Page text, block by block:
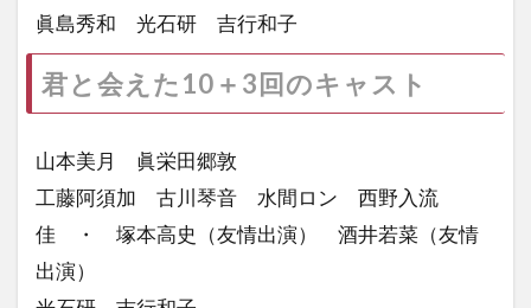
眞島秀和 光石研 吉行和子
君と会えた10＋3回のキャスト
山本美月 眞栄田郷敦
工藤阿須加 古川琴音 水間ロン 西野入流
佳 ・ 塚本高史（友情出演） 酒井若菜（友情
出演）